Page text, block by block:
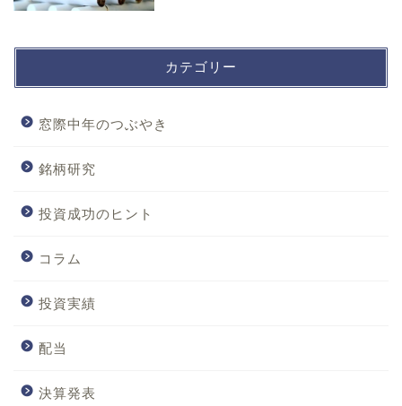
カテゴリー
窓際中年のつぶやき
銘柄研究
投資成功のヒント
コラム
投資実績
配当
決算発表